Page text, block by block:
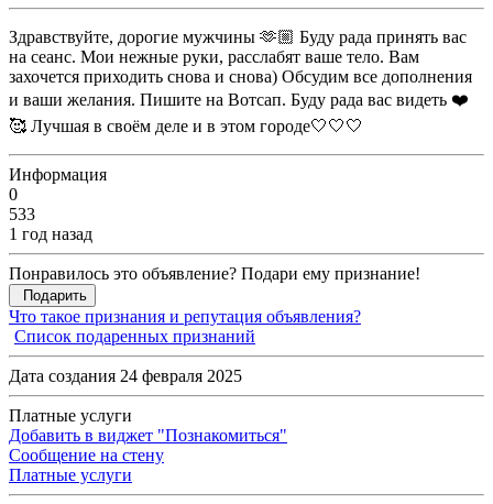
Здравствуйте, дорогие мужчины 🫶🏼 Буду рада принять вас
на сеанс. Мои нежные руки, расслабят ваше тело. Вам
захочется приходить снова и снова) Обсудим все дополнения
и ваши желания. Пишите на Вотсап. Буду рада вас видеть ❤️
🥰 Лучшая в своём деле и в этом городе🤍🤍🤍
Информация
0
533
1 год назад
Понравилось это объявление? Подари ему признание!
Подарить
Что такое признания и репутация объявления?
Список подаренных признаний
Дата создания 24 февраля 2025
Платные услуги
Добавить в виджет "Познакомиться"
Сообщение на стену
Платные услуги